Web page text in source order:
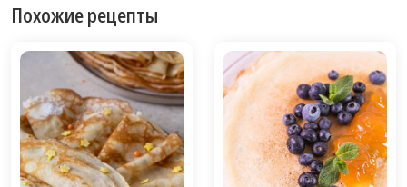
Похожие рецепты